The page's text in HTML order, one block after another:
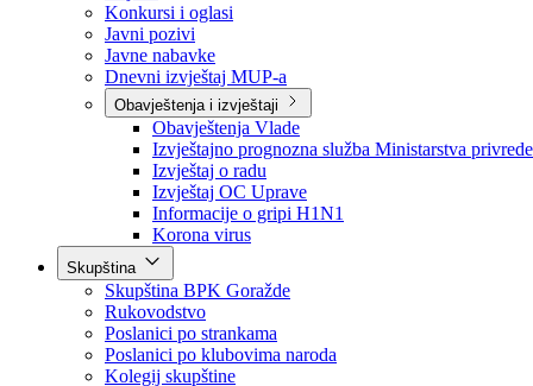
Sve vijesti
Izdvojeno
Najave
Konkursi i oglasi
Javni pozivi
Javne nabavke
Dnevni izvještaj MUP-a
Obavještenja i izvještaji
Obavještenja Vlade
Izvještajno prognozna služba Ministarstva privrede
Izvještaj o radu
Izvještaj OC Uprave
Informacije o gripi H1N1
Korona virus
Skupština
Skupština BPK Goražde
Rukovodstvo